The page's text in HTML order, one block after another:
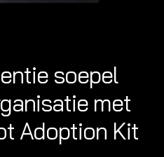
soepel
met
Adoption Kit